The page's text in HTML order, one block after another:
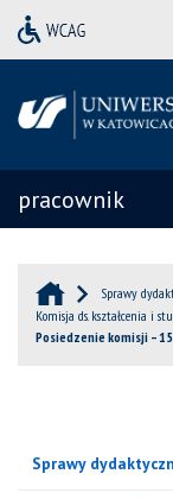
pracownik
Sprawy
Komisja ds. kształcenia i
Posiedzenie komisji –
Sprawy